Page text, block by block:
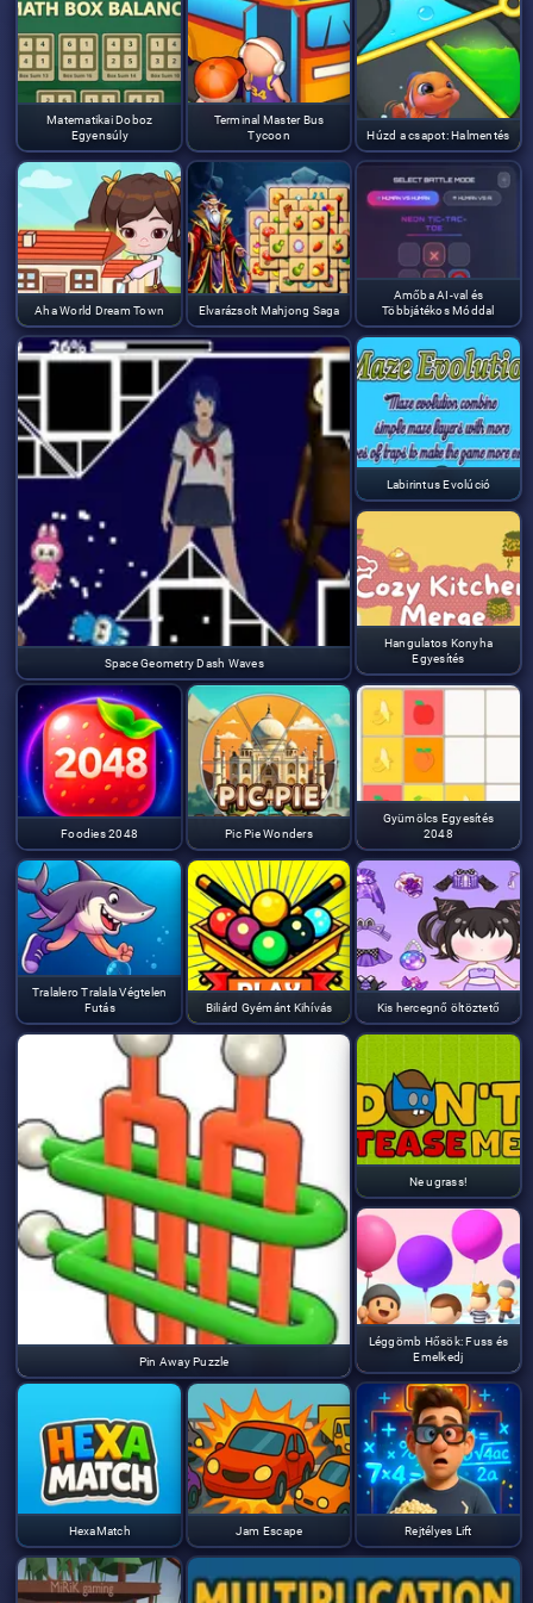
Matematikai Doboz
Egyensúly
Terminal Master Bus
Tycoon
Húzd a csapot: Halmentés
Aha World Dream Town Elvarázsolt Mahjong Saga
Amőba AI-val és
Többjátékos Móddal
Space Geometry Dash Waves
Labirintus Evolúció
Hangulatos Konyha
Egyesítés
Foodies 2048 Pic Pie Wonders
Gyümölcs Egyesítés
2048
Tralalero Tralala Végtelen
Futás
Biliárd Gyémánt Kihívás
Pin Away Puzzle
Kis hercegnő öltöztető
Ne ugrass!
Léggömb Hősök: Fuss és
Emelkedj
HexaMatch Jam Escape Rejtélyes Lift